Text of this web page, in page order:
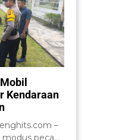
Kendaraan
–
pecah